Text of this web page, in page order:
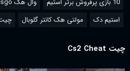
10 بازی پرفروش برتر استیم
وال هک csgo
استیم دک
مولتی هک کانتر گلوبال چیت
چیت Cs2 Cheat